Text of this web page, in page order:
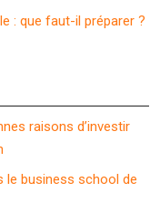
: que faut-il préparer ?
raisons d’investir
le business school de